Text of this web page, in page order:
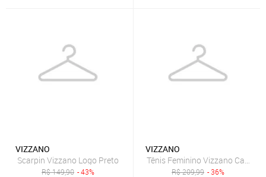
VIZZANO
Scarpin Vizzano Logo Preto
R$149,90 - 43%
VIZZANO
Tênis Feminino Vizzano Cano
R$209,99 - 36%